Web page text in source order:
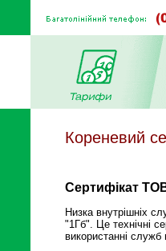
Кореневий
Сертифікат
Низка внутрішніх
"1Гб". Це технічні
використанні